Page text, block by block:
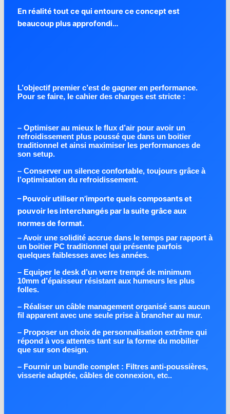
En réalité tout ce qui entoure ce concept est
beaucoup plus approfondi…
L’objectif premier c’est de gagner en performance.
Pour se faire, le cahier des charges est stricte :
– Optimiser au mieux le flux d’air pour avoir un
refroidissement plus poussé que dans un boitier
traditionnel et ainsi maximiser les performances de
son setup.
– Conserver un silence confortable, toujours grâce à
l’optimisation du refroidissement.
– Pouvoir utiliser n’importe quels composants et
pouvoir les interchangés par la suite grâce aux
normes de format.
– Avoir une solidité accrue dans le temps par rapport à
un boitier PC traditionnel qui présente parfois
quelques faiblesses avec les années.
– Equiper le desk d’un verre trempé de minimum
10mm d’épaisseur résistant aux humeurs les plus
folles.
– Réaliser un câble management organisé sans aucun
fil apparent avec une seule prise à brancher au mur.
– Proposer un choix de personnalisation extrême qui
répond à vos attentes tant sur la forme du mobilier
que sur son design.
– Fournir un bundle complet : Filtres anti-poussières,
visserie adaptée, câbles de connexion, etc..